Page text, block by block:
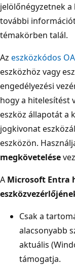
jelölőnégyzetnek
további
témakörben talál.
Az eszközkódos
eszközhöz vagy
engedélyezési
hogy a hitelesítést
eszköz állapotát a
jogkivonat
eszközön.
megkövetelése
A Microsoft Entra
Csak a
alacsonyabb
aktuális
támogatja.